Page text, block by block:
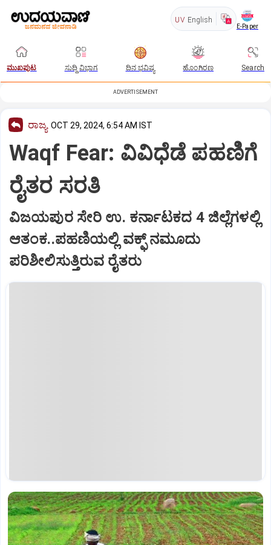
UV English
E-Paper
ಮುಖಪುಟ ಸುದ್ದಿ ವಿಭಾಗ ದಿನ ಭವಿಷ್ಯ ಹೊಂಗಿರಣ Search
ADVERTISEMENT
ರಾಜ್ಯ OCT 29, 2024, 6:54 AM IST
Waqf Fear: ವಿವಿಧೆಡೆ ಪಹಣಿಗೆ
ರೈತರ ಸರತಿ
ವಿಜಯಪುರ ಸೇರಿ ಉ. ಕರ್ನಾಟಕದ 4 ಜಿಲ್ಲೆಗಳಲ್ಲಿ
ಆತಂಕ..ಪಹಣಿಯಲ್ಲಿ ವಕ್ಫ್ ನಮೂದು
ಪರಿಶೀಲಿಸುತ್ತಿರುವ ರೈತರು